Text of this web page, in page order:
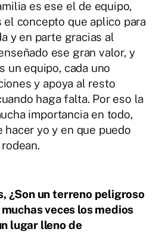
es ese el de equipo,
el concepto que aplico para
y en parte gracias al
ese gran valor, y
un equipo, cada uno
y apoya al resto
haga falta. Por eso la
importancia en todo,
hacer yo y en que puedo
¿Son un terreno peligroso
veces los medios
lugar lleno de